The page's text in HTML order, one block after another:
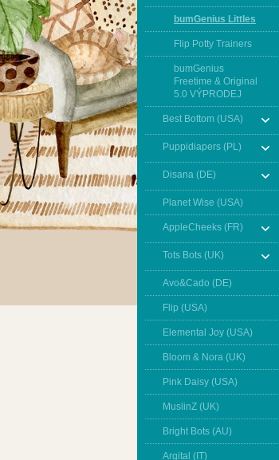
bumGenius Littles
Flip Potty Trainers
bumGenius
Freetime & Original
5.0 VÝPRODEJ
Best Bottom (USA)
Puppidiapers (PL)
Disana (DE)
Planet Wise (USA)
AppleCheeks (FR)
Tots Bots (UK)
Avo&Cado (DE)
Flip (USA)
Elemental Joy (USA)
Bloom & Nora (UK)
Pink Daisy (USA)
MuslinZ (UK)
Bright Bots (AU)
Argital (IT)